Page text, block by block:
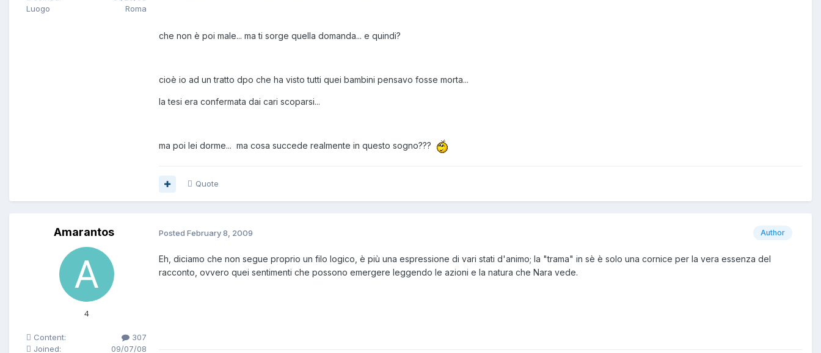
Luogo
Roma
che non è poi male... ma ti sorge quella domanda... e quindi?
cioè io ad un tratto dpo che ha visto tutti quei bambini pensavo fosse morta...
la tesi era confermata dai cari scoparsi...
ma poi lei dorme... ma cosa succede realmente in questo sogno???
Quote
Amarantos
4
Content:
307
Joined:
09/07/08
Author
Posted February 8, 2009
Eh, diciamo che non segue proprio un filo logico, è più una espressione di vari stati d'animo; la "trama" in sè è solo una cornice per la vera essenza del
racconto, ovvero quei sentimenti che possono emergere leggendo le azioni e la natura che Nara vede.